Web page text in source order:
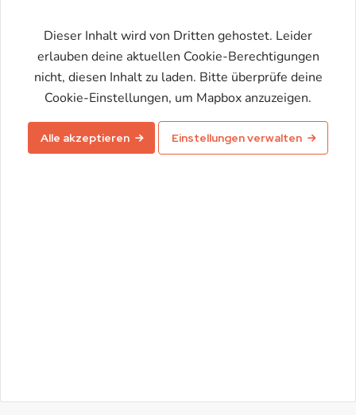
Dieser Inhalt wird von Dritten gehostet. Leider
erlauben deine aktuellen Cookie-Berechtigungen
nicht, diesen Inhalt zu laden. Bitte überprüfe deine
Cookie-Einstellungen, um Mapbox anzuzeigen.
Alle akzeptieren Einstellungen verwalten
Karte aktivieren